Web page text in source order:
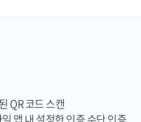
QR 코드 스캔